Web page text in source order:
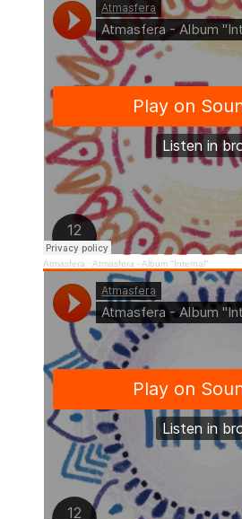
Atmasfera · Atmasfera - Album "Internal"